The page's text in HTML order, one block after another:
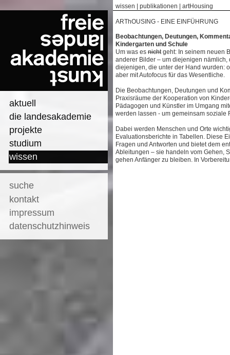
aktuell
die landesakademie
projekte
studium
wissen
suche
kontakt
impressum
datenschutzhinweis
wissen publikationen artHousing
ARThOUSING - EINE EINFÜHRUNG
Beobachtungen, Deutungen,
Kindergarten und Schule
Um was es nichtgeht: In seinem neuen
anderer Bilder – um diejenigen
diejenigen, die unter der Hand wurden:
aber mit Autofocus für das Wesentliche.
Die Beobachtungen, Deutungen und
Praxisräume der Kooperation von
Pädagogen und Künstler im Umgang
werden lassen - um gemeinsam soziale
Dabei werden Menschen und Orte
Evaluationsberichte in Tabellen. Diese
Fragen und Antworten und bietet dem
Ableitungen – sie handeln vom Gehen,
gehen Anfänger zu bleiben. In